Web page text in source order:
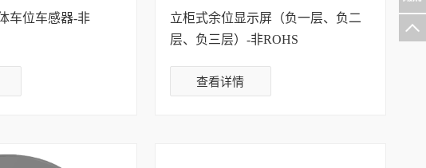
车位车感器-非
立柜式余位显示屏（负一层、负二
层、负三层）-非ROHS
查看详情